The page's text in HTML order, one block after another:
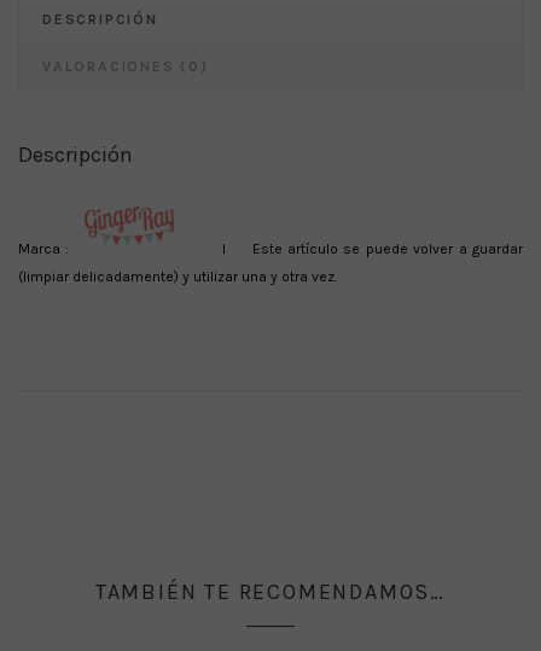
DESCRIPCIÓN
VALORACIONES (0)
Descripción
Marca :
I Este artículo se puede volver a guardar
(limpiar delicadamente) y utilizar una y otra vez.
TAMBIÉN TE RECOMENDAMOS…